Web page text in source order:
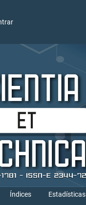
Índices Estadísticas